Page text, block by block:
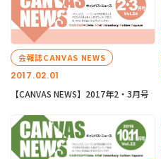
2017.02.01
会報誌CANVAS NEWS
【CANVAS NEWS】2017年2・3月号